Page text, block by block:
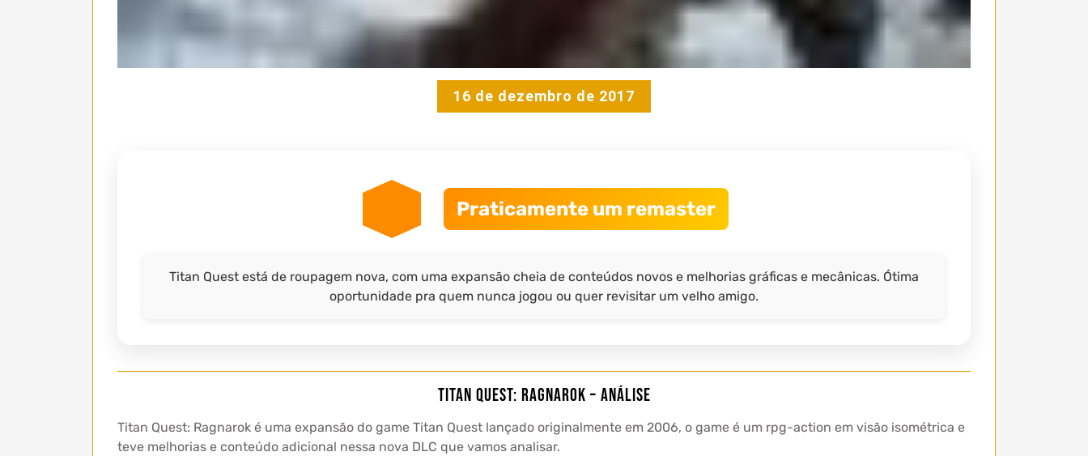
16 de dezembro de 2017
Praticamente um remaster
Titan Quest está de roupagem nova, com uma expansão cheia de conteúdos novos e melhorias gráficas e mecânicas. Ótima
oportunidade pra quem nunca jogou ou quer revisitar um velho amigo.
Titan Quest: Ragnarok – Análise
Titan Quest: Ragnarok é uma expansão do game Titan Quest lançado originalmente em 2006, o game é um rpg-action em visão isométrica e
teve melhorias e conteúdo adicional nessa nova DLC que vamos analisar.